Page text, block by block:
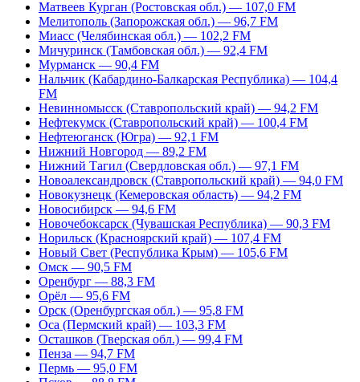
Матвеев Курган (Ростовская обл.) — 107,0 FM
Мелитополь (Запорожская обл.) — 96,7 FM
Миасс (Челябинская обл.) — 102,2 FM
Мичуринск (Тамбовская обл.) — 92,4 FM
Мурманск — 90,4 FM
Нальчик (Кабардино-Балкарская Республика) — 104,4
FM
Невинномысск (Ставропольский край) — 94,2 FM
Нефтекумск (Ставропольский край) — 100,4 FM
Нефтеюганск (Югра) — 92,1 FM
Нижний Новгород — 89,2 FM
Нижний Тагил (Свердловская обл.) — 97,1 FM
Новоалександровск (Ставропольский край) — 94,0 FM
Новокузнецк (Кемеровская область) — 94,2 FM
Новосибирск — 94,6 FM
Новочебоксарск (Чувашская Республика) — 90,3 FM
Норильск (Красноярский край) — 107,4 FM
Новый Свет (Республика Крым) — 105,6 FM
Омск — 90,5 FM
Оренбург — 88,3 FM
Орёл — 95,6 FM
Орск (Оренбургская обл.) — 95,8 FM
Оса (Пермский край) — 103,3 FM
Осташков (Тверская обл.) — 99,4 FM
Пенза — 94,7 FM
Пермь — 95,0 FM